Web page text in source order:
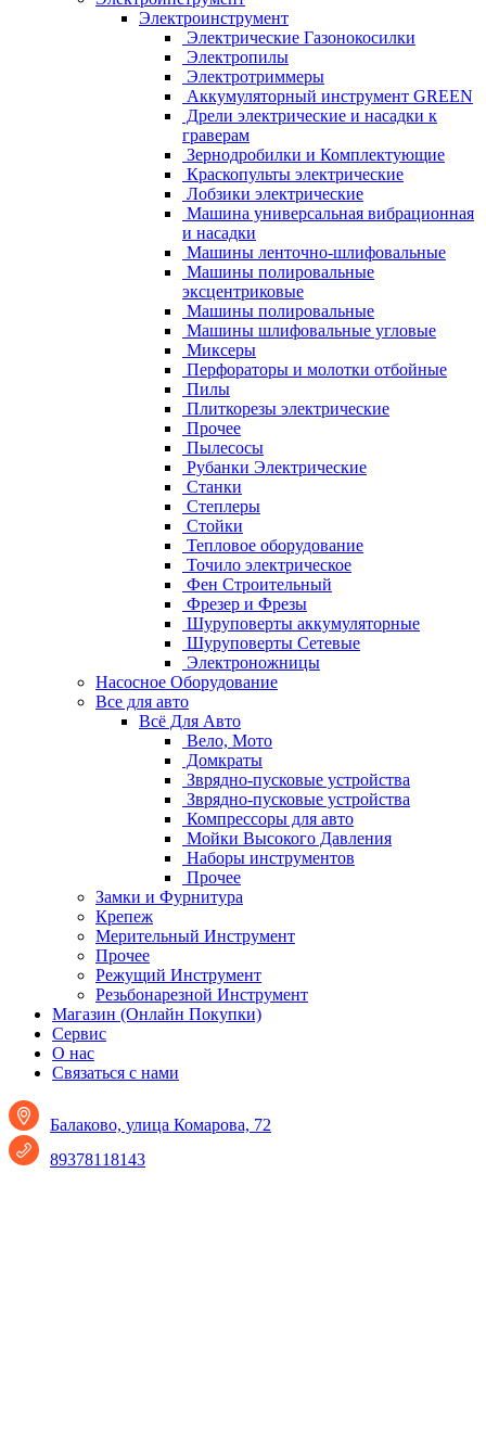
Электроинструмент
Электрические Газонокосилки
Электропилы
Электротриммеры
Аккумуляторный инструмент GREEN
Дрели электрические и насадки к
граверам
Зернодробилки и Комплектующие
Краскопульты электрические
Лобзики электрические
Машина универсальная вибрационная
и насадки
Машины ленточно-шлифовальные
Машины полировальные
эксцентриковые
Машины полировальные
Машины шлифовальные угловые
Миксеры
Перфораторы и молотки отбойные
Пилы
Плиткорезы электрические
Прочее
Пылесосы
Рубанки Электрические
Станки
Степлеры
Стойки
Тепловое оборудование
Точило электрическое
Фен Строительный
Фрезер и Фрезы
Шуруповерты аккумуляторные
Шуруповерты Сетевые
Электроножницы
Насосное Оборудование
Все для авто
Всё Для Авто
Вело, Мото
Домкраты
Зврядно-пусковые устройства
Зврядно-пусковые устройства
Компрессоры для авто
Мойки Высокого Давления
Наборы инструментов
Прочее
Замки и Фурнитура
Крепеж
Мерительный Инструмент
Прочее
Режущий Инструмент
Резьбонарезной Инструмент
Магазин (Онлайн Покупки)
Сервис
О нас
Связаться с нами
Балаково, улица Комарова, 72
89378118143